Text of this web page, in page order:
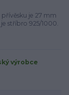
je 27 mm
stříbro 925/1000.
výrobce